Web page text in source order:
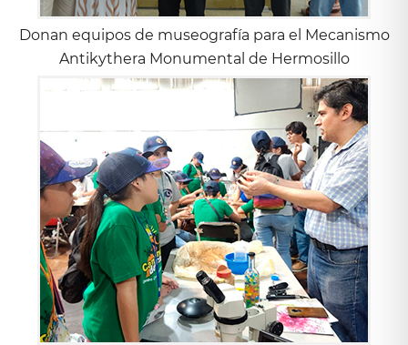
Donan equipos de museografía para el Mecanismo
Antikythera Monumental de Hermosillo